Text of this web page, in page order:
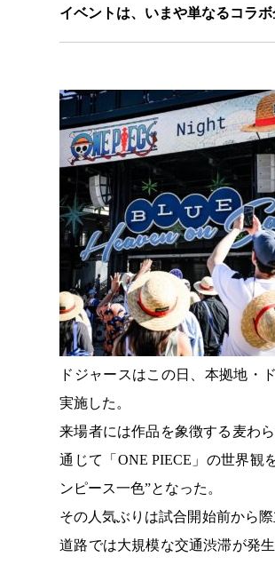
イベントは、いまや単なるコラ
ドジャースはこの日、本拠地・
実施した。
来場者には作品を象徴する麦わ
通じて「ONE PIECE」の世界観
ンピース一色”となった。
その人気ぶりは試合開始前から
道路では大規模な交通渋滞が発